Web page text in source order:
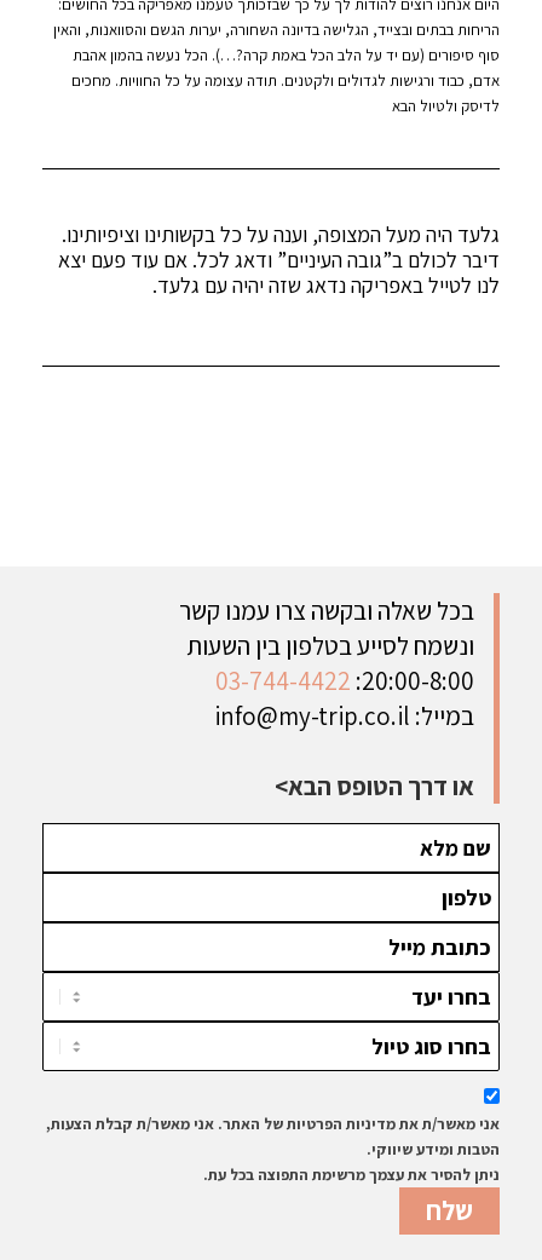
הריחות בבתים ובצייד, הגלישה בדיונה השחורה, יערות הגשם והסוואנות, והאין
סוף סיפורים (עם יד על הלב הכל באמת קרה?…). הכל נעשה בהמון אהבת
אדם, כבוד ורגישות לגדולים ולקטנים. תודה עצומה על כל החוויות. מחכים
לדיסק ולטיול הבא
גלעד היה מעל המצופה, וענה על כל בקשותינו וציפיותינו.
דיבר לכולם ב”גובה העיניים” ודאג לכל. אם עוד פעם יצא
לנו לטייל באפריקה נדאג שזה יהיה עם גלעד.
אני מאשר/ת את מדיניות הפרטיות של האתר. אני מאשר/ת קבלת הצעות,
הטבות ומידע שיווקי.
ניתן להסיר את עצמך מרשימת התפוצה בכל עת.
בכל שאלה ובקשה צרו עמנו קשר
ונשמח לסייע בטלפון בין השעות
20:00-8:00:
03-744-4422
במייל: info@my-trip.co.il
או דרך הטופס הבא>